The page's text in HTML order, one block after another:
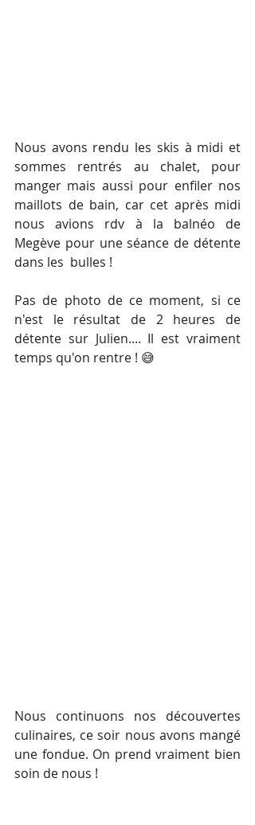
Nous avons rendu les skis à midi et
sommes rentrés au chalet, pour
manger mais aussi pour enfiler nos
maillots de bain, car cet après midi
nous avions rdv à la balnéo de
Megève pour une séance de détente
dans les  bulles !
Pas de photo de ce moment, si ce
n'est le résultat de 2 heures de
détente sur Julien.... Il est vraiment
temps qu'on rentre ! 😅
Nous continuons nos découvertes
culinaires, ce soir nous avons mangé
une fondue. On prend vraiment bien
soin de nous !